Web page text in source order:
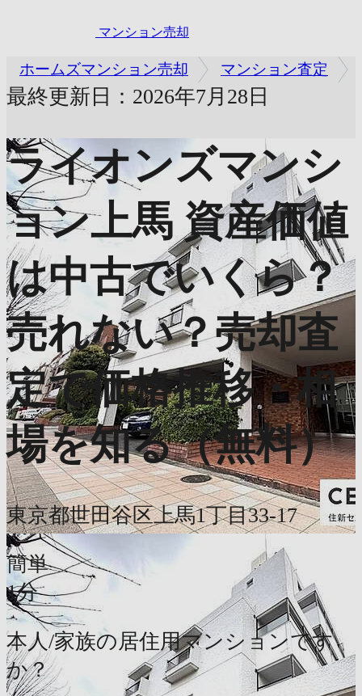
マンション売却
ホームズマンション売却 マンション査定
最終更新日：2026年7月28日
ライオンズマンシ
ョン上馬 資産価値
は中古でいくら？
売れない？売却査
定で価格推移・相
場を知る（無料）
東京都世田谷区上馬1丁目33-17
簡単
1分
本人/家族の居住用マンションです
か？